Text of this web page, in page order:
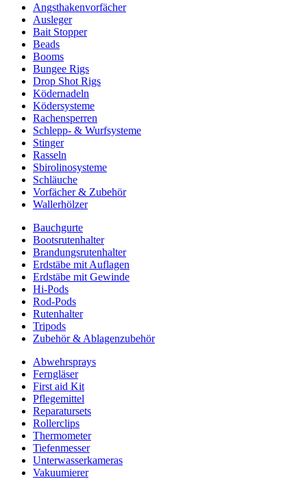
Angsthakenvorfächer
Ausleger
Bait Stopper
Beads
Booms
Bungee Rigs
Drop Shot Rigs
Ködernadeln
Ködersysteme
Rachensperren
Schlepp- & Wurfsysteme
Stinger
Rasseln
Sbirolinosysteme
Schläuche
Vorfächer & Zubehör
Wallerhölzer
Bauchgurte
Bootsrutenhalter
Brandungsrutenhalter
Erdstäbe mit Auflagen
Erdstäbe mit Gewinde
Hi-Pods
Rod-Pods
Rutenhalter
Tripods
Zubehör & Ablagenzubehör
Abwehrsprays
Ferngläser
First aid Kit
Pflegemittel
Reparatursets
Rollerclips
Thermometer
Tiefenmesser
Unterwasserkameras
Vakuumierer